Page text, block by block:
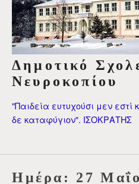
Δημοτικό
Νευροκοπίου
"Παιδεία ευτυχούσι μεν εστί
δε καταφύγιον". ΙΣΟΚΡΑΤΗΣ
Ημέρα: 27